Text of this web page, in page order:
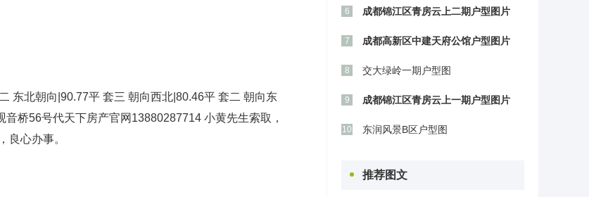
东北朝向|90.77平 套三 朝向西北|80.46平 套二 朝向东
桥56号代天下房产官网13880287714 小黄先生索取，
良心办事。
6 成都锦江区青房云上二期户型图片
7 成都高新区中建天府公馆户型图片
8 交大绿岭一期户型图
9 成都锦江区青房云上一期户型图片
10 东润风景B区户型图
推荐图文